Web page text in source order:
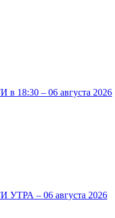
18:30 – 06 августа 2026
– 06 августа 2026